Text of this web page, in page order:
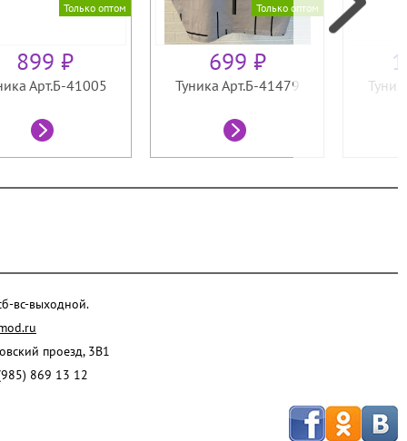
Только оптом
899 ₽
Арт.Б-41005
Только оптом
699 ₽
Туника Арт.Б-41479
вс-выходной.
проезд, 3В1
869 13 12